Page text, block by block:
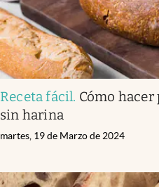
Receta fácil. Cómo
sin harina
martes, 19 de Marzo de 2024